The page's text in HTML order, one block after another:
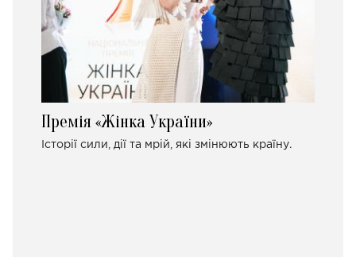
Премія «Жінка України»
Історії сили, дії та мрій, які змінюють країну.